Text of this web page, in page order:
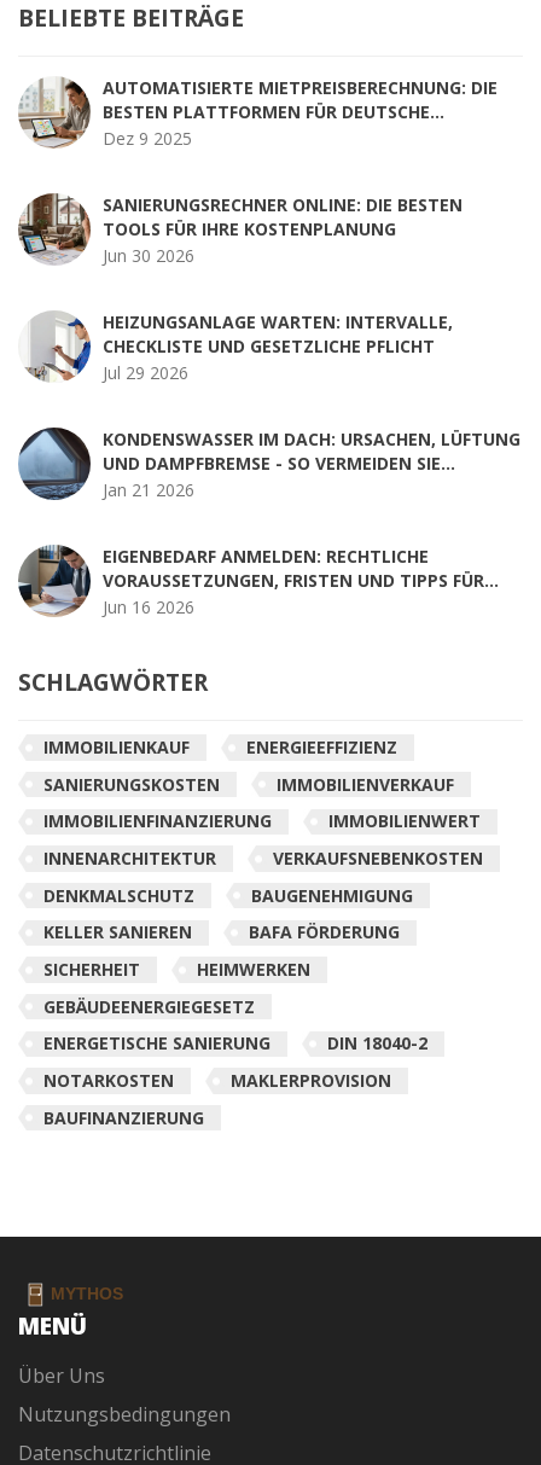
BELIEBTE BEITRÄGE
AUTOMATISIERTE MIETPREISBERECHNUNG: DIE
BESTEN PLATTFORMEN FÜR DEUTSCHE
VERMIETER 2025
Dez 9 2025
SANIERUNGSRECHNER ONLINE: DIE BESTEN
TOOLS FÜR IHRE KOSTENPLANUNG
Jun 30 2026
HEIZUNGSANLAGE WARTEN: INTERVALLE,
CHECKLISTE UND GESETZLICHE PFLICHT
Jul 29 2026
KONDENSWASSER IM DACH: URSACHEN, LÜFTUNG
UND DAMPFBREMSE - SO VERMEIDEN SIE
SCHÄDEN
Jan 21 2026
EIGENBEDARF ANMELDEN: RECHTLICHE
VORAUSSETZUNGEN, FRISTEN UND TIPPS FÜR
VERMIETER
Jun 16 2026
SCHLAGWÖRTER
IMMOBILIENKAUF
ENERGIEEFFIZIENZ
SANIERUNGSKOSTEN
IMMOBILIENVERKAUF
IMMOBILIENFINANZIERUNG
IMMOBILIENWERT
INNENARCHITEKTUR
VERKAUFSNEBENKOSTEN
DENKMALSCHUTZ
BAUGENEHMIGUNG
KELLER SANIEREN
BAFA FÖRDERUNG
SICHERHEIT
HEIMWERKEN
GEBÄUDEENERGIEGESETZ
ENERGETISCHE SANIERUNG
DIN 18040-2
NOTARKOSTEN
MAKLERPROVISION
BAUFINANZIERUNG
MENÜ
Über Uns
Nutzungsbedingungen
Datenschutzrichtlinie